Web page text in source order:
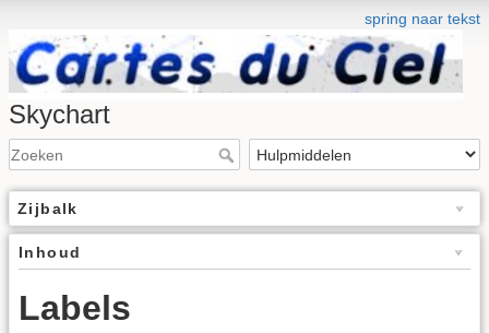
spring naar tekst
Skychart
Zijbalk
Inhoud
Labels